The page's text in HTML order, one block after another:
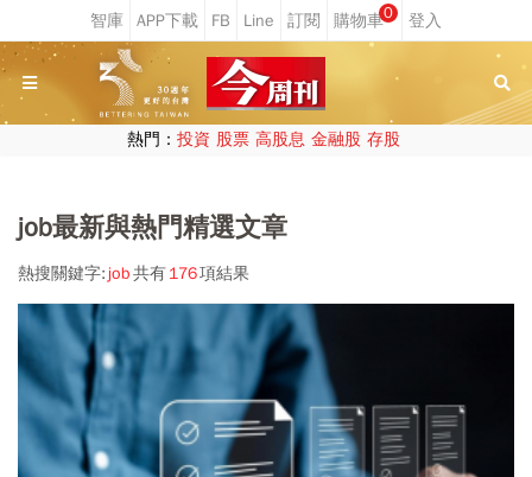
0
熱門： 投資 股票 高股息 金融股 存股
job最新與熱門精選文章
熱搜關鍵字: job共有176項結果